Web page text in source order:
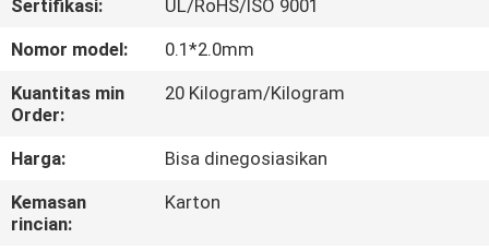
WISATA
PABRIK
KONTROL
KUALITAS
Sertifikasi:
UL/RoHS/ISO 9001
Nomor model:
0.1*2.0mm
Kuantitas min
Order:
20 Kilogram/Kilogram
Harga:
Bisa dinegosiasikan
Kemasan
rincian:
Karton